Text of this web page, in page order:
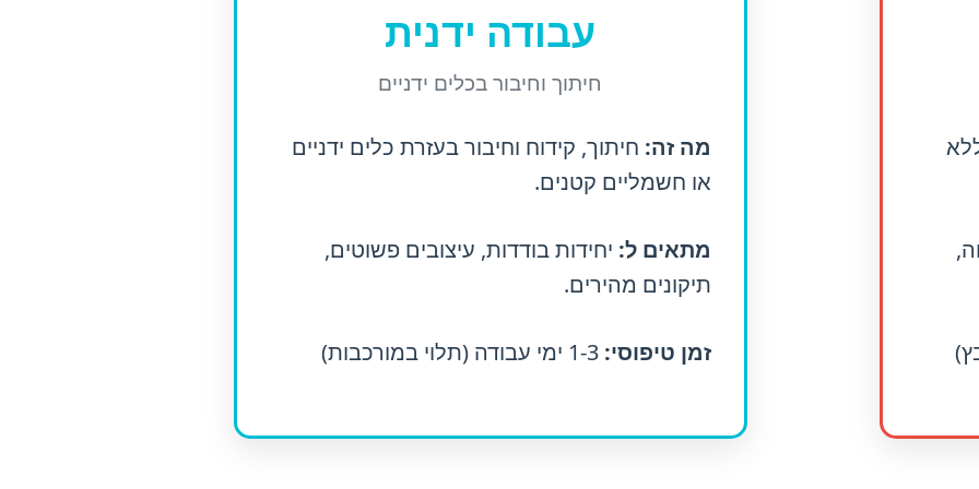
עבודה ידנית
חיתוך וחיבור בכלים ידניים
מה זה: חיתוך, קידוח וחיבור בעזרת כלים ידניים
או חשמליים קטנים.
מתאים ל: יחידות בודדות, עיצובים פשוטים,
תיקונים מהירים.
זמן טיפוסי: 1-3 ימי עבודה (תלוי במורכבות)